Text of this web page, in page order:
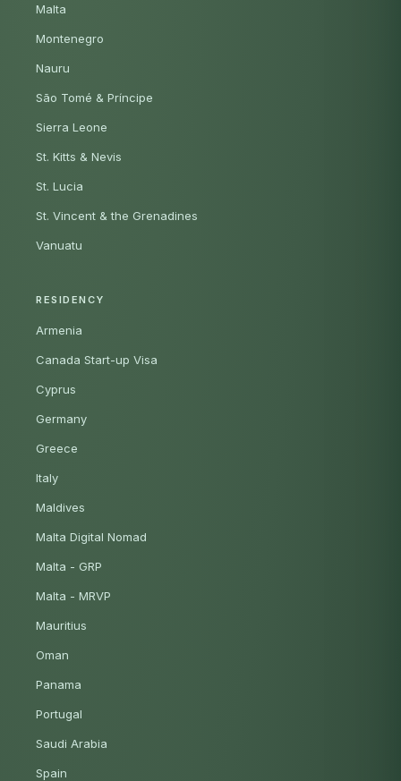
Malta
Montenegro
Nauru
São Tomé & Príncipe
Sierra Leone
St. Kitts & Nevis
St. Lucia
St. Vincent & the Grenadines
Vanuatu
RESIDENCY
Armenia
Canada Start-up Visa
Cyprus
Germany
Greece
Italy
Maldives
Malta Digital Nomad
Malta - GRP
Malta - MRVP
Mauritius
Oman
Panama
Portugal
Saudi Arabia
Spain